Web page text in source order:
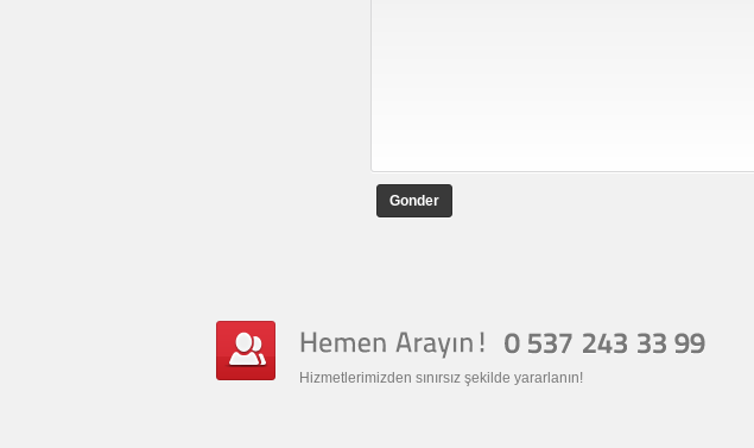
Gonder
Hizmetlerimizden sınırsız şekilde yararlanın!